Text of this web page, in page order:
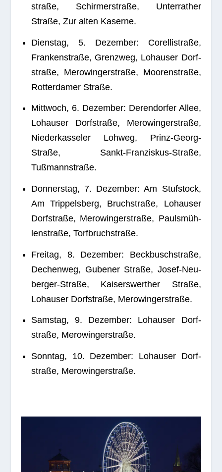
straße, Schirm­er­straße, Unter­ra­ther
Straße, Zur alten Kaserne.
Diens­tag, 5. Dezem­ber: Corel­li­straße,
Fran­ken­straße, Grenz­weg, Lohau­ser Dorf­
straße, Mero­win­ger­straße, Moo­ren­straße,
Rot­ter­da­mer Straße.
Mitt­woch, 6. Dezem­ber: Deren­dor­fer Allee,
Lohau­ser Dorf­straße, Mero­win­ger­straße,
Nie­der­kas­se­ler Loh­weg, Prinz-Georg-
Straße, Sankt-Fran­zis­kus-Straße,
Tußmannstraße.
Don­ners­tag, 7. Dezem­ber: Am Stuf­stock,
Am Trip­pelsberg, Bruch­straße, Lohau­ser
Dorf­straße, Mero­win­ger­straße, Pauls­müh­
len­straße, Torfbruchstraße.
Frei­tag, 8. Dezem­ber: Beck­busch­straße,
Dechen­weg, Gube­ner Straße, Josef-Neu­
ber­ger-Straße, Kai­sers­wert­her Straße,
Lohau­ser Dorf­straße, Merowingerstraße.
Sams­tag, 9. Dezem­ber: Lohau­ser Dorf­
straße, Merowingerstraße.
Sonn­tag, 10. Dezem­ber: Lohau­ser Dorf­
straße, Merowingerstraße.